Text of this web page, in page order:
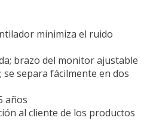
minimiza el ruido
brazo del monitor ajustable
separa fácilmente en dos
años
al cliente de los productos